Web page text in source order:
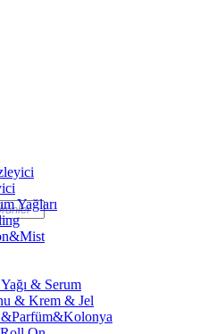
Yağları
& Serum
& Krem & Jel